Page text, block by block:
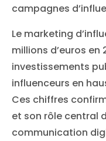
campagnes
Le marketing
millions d’euros en
investissements
influenceurs en
Ces chiffres
et son rôle central
communication